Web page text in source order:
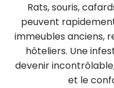
Rats, souris,
peuvent
immeubles anciens,
hôteliers. Une
devenir
et le